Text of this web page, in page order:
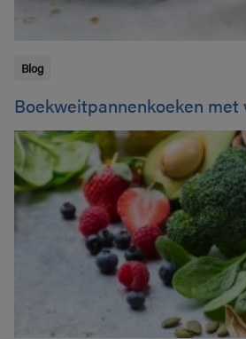
Blog
Boekweitpannenkoeken